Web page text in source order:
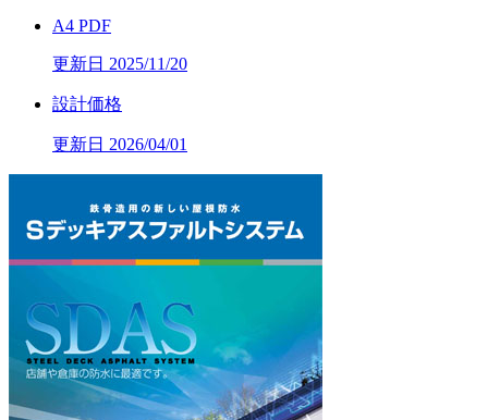
A4 PDF
更新日 2025/11/20
設計価格
更新日 2026/04/01